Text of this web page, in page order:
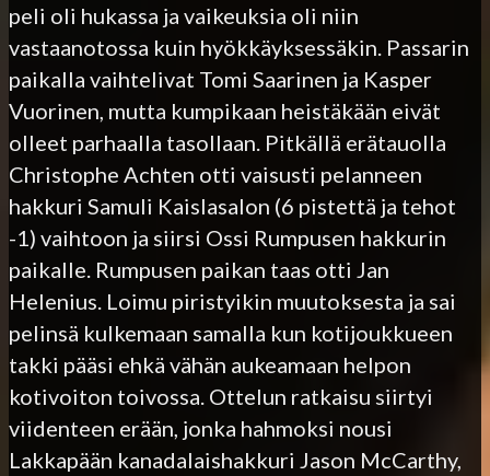
peli oli hukassa ja vaikeuksia oli niin
vastaanotossa kuin hyökkäyksessäkin. Passarin
paikalla vaihtelivat Tomi Saarinen ja Kasper
Vuorinen, mutta kumpikaan heistäkään eivät
olleet parhaalla tasollaan. Pitkällä erätauolla
Christophe Achten otti vaisusti pelanneen
hakkuri Samuli Kaislasalon (6 pistettä ja tehot
-1) vaihtoon ja siirsi Ossi Rumpusen hakkurin
paikalle. Rumpusen paikan taas otti Jan
Helenius. Loimu piristyikin muutoksesta ja sai
pelinsä kulkemaan samalla kun kotijoukkueen
takki pääsi ehkä vähän aukeamaan helpon
kotivoiton toivossa. Ottelun ratkaisu siirtyi
viidenteen erään, jonka hahmoksi nousi
Lakkapään kanadalaishakkuri Jason McCarthy,